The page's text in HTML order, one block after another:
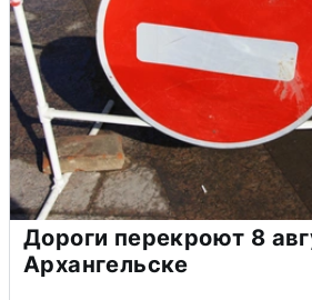
Дороги перекроют 8
Архангельске